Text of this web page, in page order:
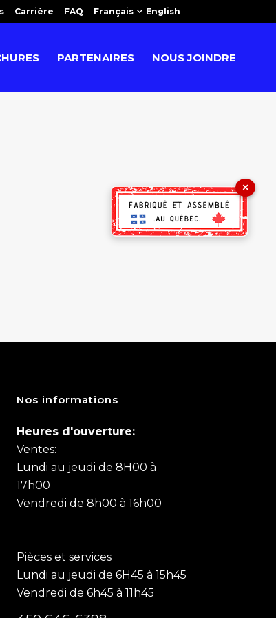
Carrière FAQ Français English
PARTENAIRES NOUS JOINDRE
Nos informations
Heures d'ouverture:
Ventes:
Lundi au jeudi de 8H00 à
17h00
Vendredi de 8h00 à 16h00
Pièces et services
Lundi au jeudi de 6H45 à 15h45
Vendredi de 6h45 à 11h45
×